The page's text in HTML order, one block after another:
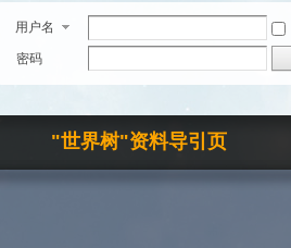
用户名
密码
"世界树"资料导引页